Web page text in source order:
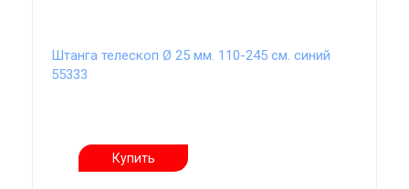
Штанга телескоп Ø 25 мм. 110-245 см. синий
55333
Купить